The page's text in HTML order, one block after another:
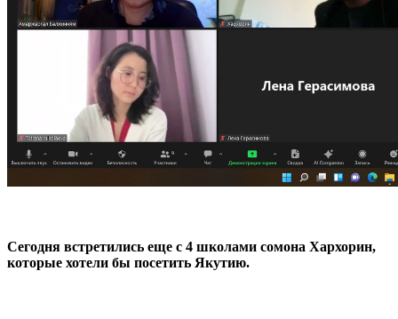
Cегодня встретились еще с 4 школами сомона Хархорин,
которые хотели бы посетить Якутию.